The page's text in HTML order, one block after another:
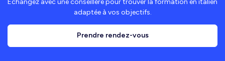
Échangez avec une conseillère pour trouver la formation en italien
adaptée à vos objectifs.
Prendre rendez-vous